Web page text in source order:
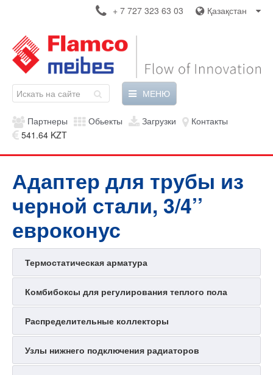
Қазақстан
+ 7 727 323 63 03
МЕНЮ
Партнеры Обьекты Загрузки
Контакты
541.64 KZT
Адаптер для трубы из
черной стали, 3/4’’
евроконус
Термостатическая арматура
Комбибоксы для регулирования теплого пола
Распределительные коллекторы
Узлы нижнего подключения радиаторов